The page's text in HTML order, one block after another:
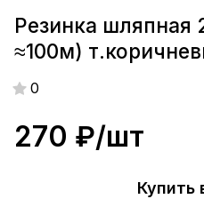
Резинка шляпная
≈100м)
0
270 ₽/шт
Купить